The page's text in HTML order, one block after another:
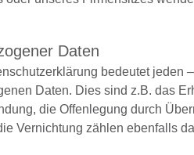
Daten
bedeutet
Daten. Dies sind z.B. das
die Offenlegung durch
Vernichtung zählen ebenfalls